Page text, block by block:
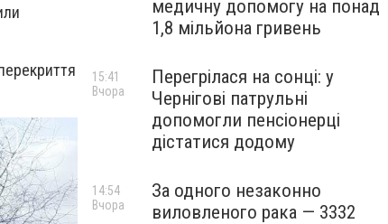
медичну допомогу на понад
1,8 мільйона гривень
Перегрілася на сонці: у
Чернігові патрульні
допомогли пенсіонерці
дістатися додому
15:41
Вчора
За одного незаконно
виловленого рака — 3332
14:54
Вчора